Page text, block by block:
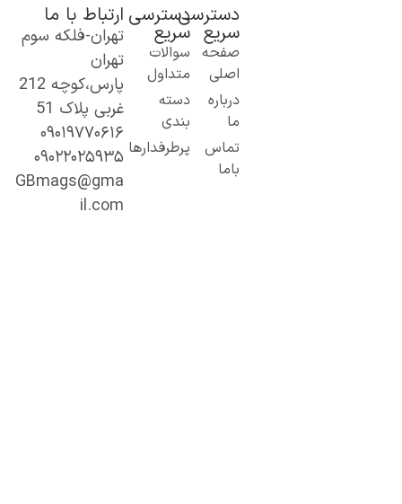
دسترسی
سریع
صفحه
اصلی
درباره
ما
تماس
باما
دسترسی
سریع
سوالات
متداول
دسته
بندی
پرطرفدارها
ارتباط با ما
تهران-فلکه سوم
تهران
پارس،کوچه 212
غربی پلاک 51
۰۹۰۱۹۷۷۰۶۱۶
۰۹۰۲۲۰۲۵۹۳۵
GBmags@gma
il.com